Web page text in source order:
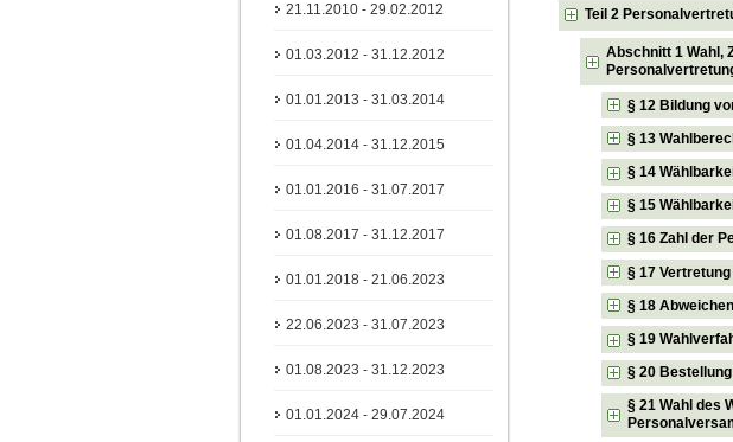
21.11.2010 - 29.02.2012
01.03.2012 - 31.12.2012
01.01.2013 - 31.03.2014
01.04.2014 - 31.12.2015
01.01.2016 - 31.07.2017
01.08.2017 - 31.12.2017
01.01.2018 - 21.06.2023
22.06.2023 - 31.07.2023
01.08.2023 - 31.12.2023
01.01.2024 - 29.07.2024
Teil 2
Abschnitt 1 Wahl,
§ 12 Bildung
§ 13
§ 14
§ 15
§ 16 Zahl der
§ 17
§ 18
§ 19
§ 20
§ 21 Wahl des